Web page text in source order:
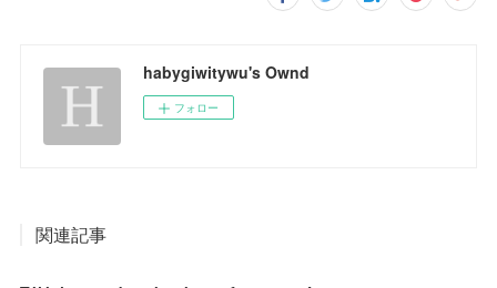
habygiwitywu's Ownd
フォロー
関連記事